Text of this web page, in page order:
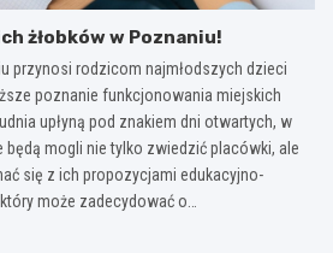
żłobków w Poznaniu!
przynosi rodzicom najmłodszych dzieci
poznanie funkcjonowania miejskich
upłyną pod znakiem dni otwartych, w
mogli nie tylko zwiedzić placówki, ale
się z ich propozycjami edukacyjno-
może zadecydować o…